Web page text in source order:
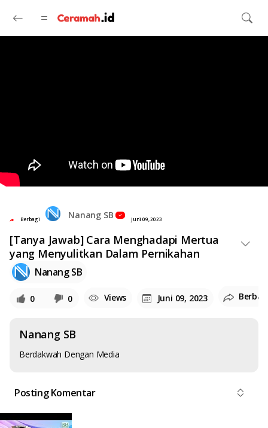
Langsung ke konten utama
Berbagi Nanang SB Juni 09, 2023
[Tanya Jawab] Cara Menghadapi Mertua
yang Menyulitkan Dalam Pernikahan
Nanang SB
0 0 Views Juni 09, 2023
Nanang SB
Berdakwah Dengan Media
Posting Komentar